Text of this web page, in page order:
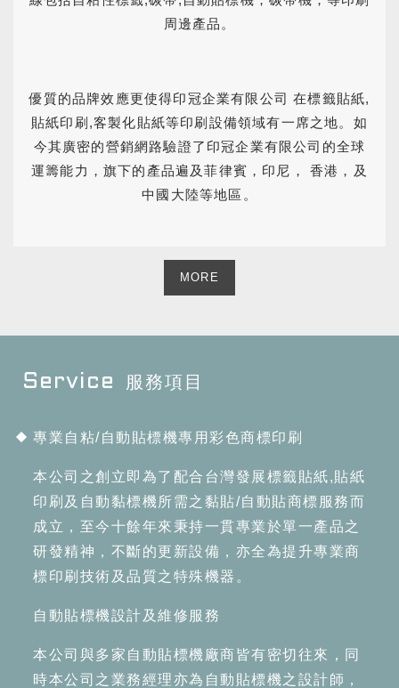
周邊產品。
優質的品牌效應更使得印冠企業有限公司 在標籤貼紙,
貼紙印刷,客製化貼紙等印刷設備領域有一席之地。如
今其廣密的營銷網路驗證了印冠企業有限公司的全球
運籌能力，旗下的產品遍及菲律賓，印尼， 香港，及
中國大陸等地區。
MORE
服務項目
專業自粘/自動貼標機專用彩色商標印刷
本公司之創立即為了配合台灣發展標籤貼紙,貼紙
印刷及自動黏標機所需之黏貼/自動貼商標服務而
成立，至今十餘年來秉持一貫專業於單一產品之
研發精神，不斷的更新設備，亦全為提升專業商
標印刷技術及品質之特殊機器。
自動貼標機設計及維修服務
本公司與多家自動貼標機廠商皆有密切往來，同
時本公司之業務經理亦為自動貼標機之設計師，